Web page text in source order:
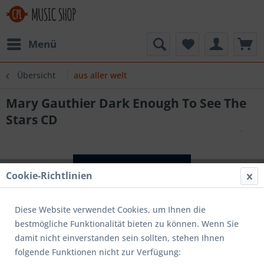
Menü
Übersicht aus aller welt
Mary Gauthier Dark Enough To See The
Stars CD
Cookie-Richtlinien
Diese Website verwendet Cookies, um Ihnen die
bestmögliche Funktionalität bieten zu können. Wenn Sie
damit nicht einverstanden sein sollten, stehen Ihnen
folgende Funktionen nicht zur Verfügung: